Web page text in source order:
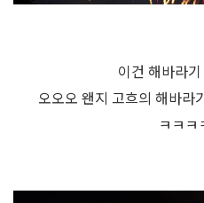
이건 해바라
오오오 왠지 고흐의 해바라
ㅋㅋㅋ